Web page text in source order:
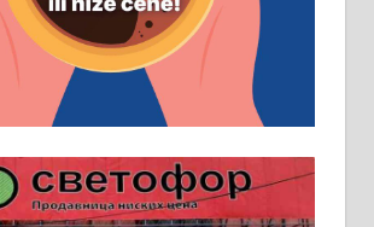
завршних радова
хидроизолације и
радова. 061/25-28-058
потребан возач са Б
064/02-85-511